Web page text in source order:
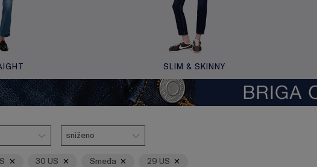
SLIM & SKINNY
Sniženo
sniženo
30 US Smeđa 29 US